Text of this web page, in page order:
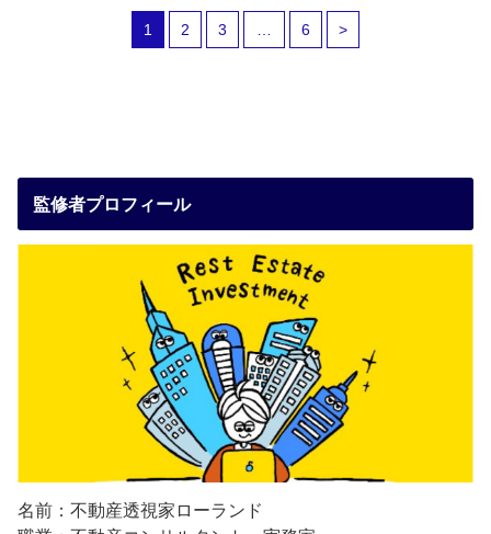
1 2 3 … 6 >
監修者プロフィール
名前：不動産透視家ローランド